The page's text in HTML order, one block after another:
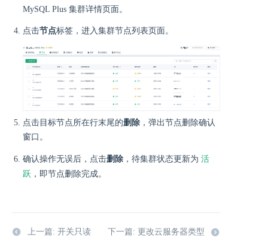
MySQL Plus 集群详情页面。
点击节点标签，进入集群节点列表页面。
点击目标节点所在行末尾的删除 ，弹出节点删除确认
窗口。
确认操作无误后，点击删除 ，待集群状态更新为 活
跃 ，即节点删除完成。
上一篇: 开关只读 下一篇: 更改云服务器类型